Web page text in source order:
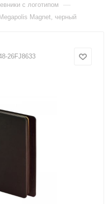
c логотипом —
Magnet, черный
26FJ8633